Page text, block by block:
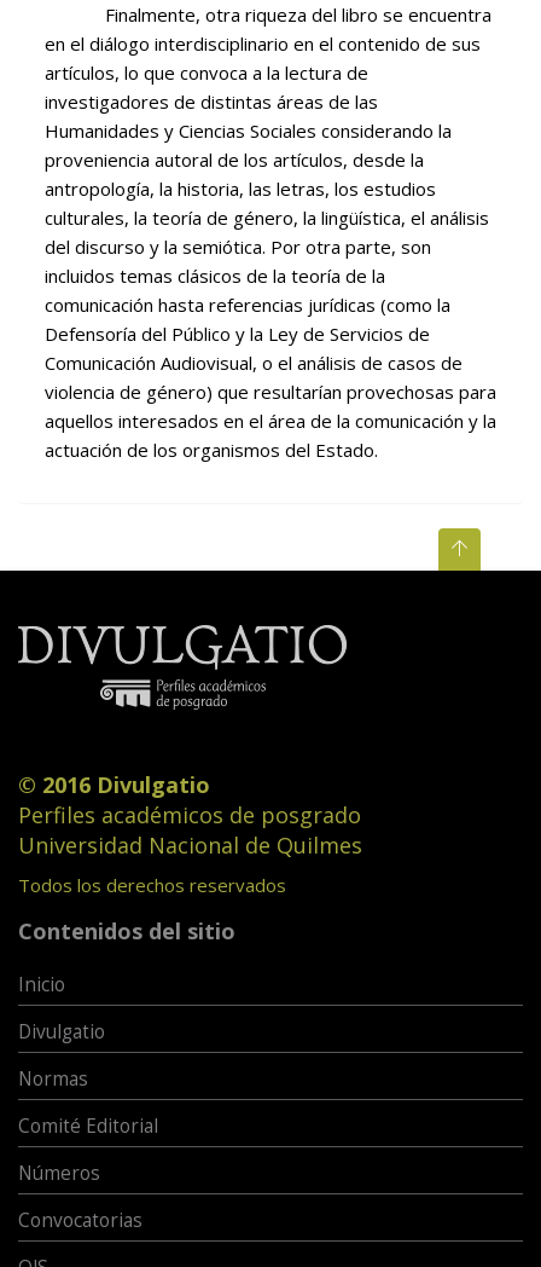
Finalmente, otra riqueza del libro se encuentra
en el diálogo interdisciplinario en el contenido de sus
artículos, lo que convoca a la lectura de
investigadores de distintas áreas de las
Humanidades y Ciencias Sociales considerando la
proveniencia autoral de los artículos, desde la
antropología, la historia, las letras, los estudios
culturales, la teoría de género, la lingüística, el análisis
del discurso y la semiótica. Por otra parte, son
incluidos temas clásicos de la teoría de la
comunicación hasta referencias jurídicas (como la
Defensoría del Público y la Ley de Servicios de
Comunicación Audiovisual, o el análisis de casos de
violencia de género) que resultarían provechosas para
aquellos interesados en el área de la comunicación y la
actuación de los organismos del Estado.
© 2016 Divulgatio
Perfiles académicos de posgrado
Universidad Nacional de Quilmes
Todos los derechos reservados
Contenidos del sitio
Inicio
Divulgatio
Normas
Comité Editorial
Números
Convocatorias